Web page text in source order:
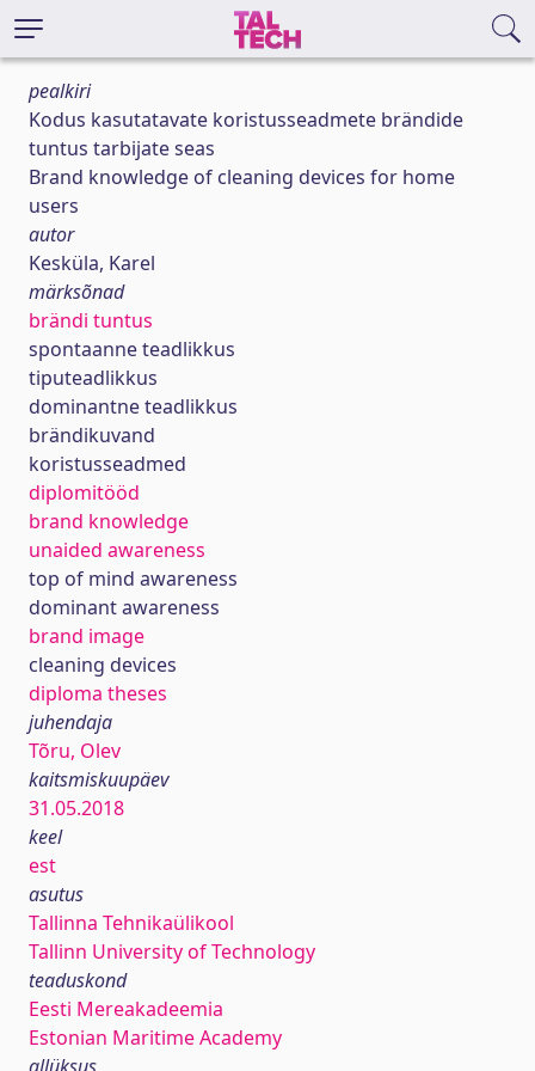
pealkiri
Kodus kasutatavate koristusseadmete brändide
tuntus tarbijate seas
Brand knowledge of cleaning devices for home
users
autor
Kesküla, Karel
märksõnad
brändi tuntus
spontaanne teadlikkus
tiputeadlikkus
dominantne teadlikkus
brändikuvand
koristusseadmed
diplomitööd
brand knowledge
unaided awareness
top of mind awareness
dominant awareness
brand image
cleaning devices
diploma theses
juhendaja
Tõru, Olev
kaitsmiskuupäev
31.05.2018
keel
est
asutus
Tallinna Tehnikaülikool
Tallinn University of Technology
teaduskond
Eesti Mereakadeemia
Estonian Maritime Academy